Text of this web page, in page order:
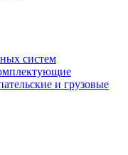
систем
и грузовые